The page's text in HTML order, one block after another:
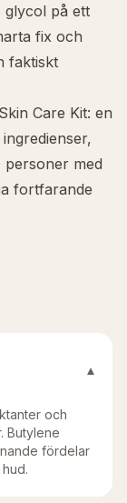
glycol på ett
fix och
faktiskt
Care Kit: en
med
fortfarande
▾
och
Butylene
fördelar